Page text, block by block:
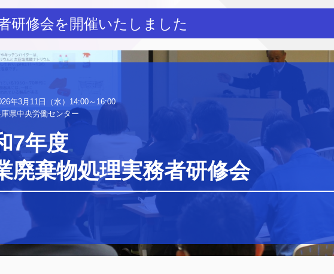
研修会を開催いたしました
年3月11日（水）14:00～16:00
県中央労働センター
7年度
廃棄物処理実務者研修会